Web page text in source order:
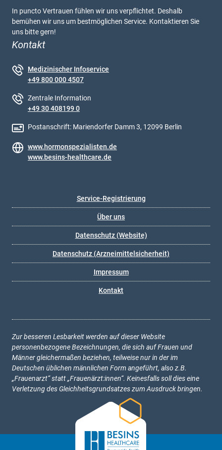
In puncto Vertrauen fühlen wir uns verpflichtet. Deshalb
bemühen wir uns um bestmöglichen Service. Kontaktieren Sie
uns bitte gern!
Kontakt
Medizinischer Infoservice
+49 800 000 4507
Zentrale Information
+49 30 408199 0
Postanschrift: Mariendorfer Damm 3, 12099 Berlin
www.hormonspezialisten.de
www.besins-healthcare.de
Service-Registrierung
Über uns
Datenschutz (Website)
Datenschutz (Arzneimittelsicherheit)
Impressum
Kontakt
Zur besseren Lesbarkeit werden auf dieser Website
personenbezogene Bezeichnungen, die sich auf Frauen und
Männer gleichermaßen beziehen, teilweise nur in der im
Deutschen üblichen männlichen Form angeführt, also z.B.
„Frauenarzt“ statt „Frauenärzt:innen“. Keinesfalls soll dies eine
Verletzung des Gleichheitsgrundsatzes zum Ausdruck bringen.